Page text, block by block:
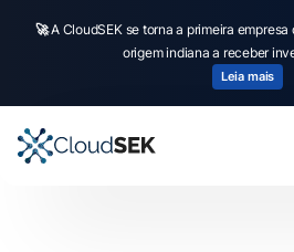
🚀A CloudSEK se torna a primeira
origem indiana a receber
Leia mais